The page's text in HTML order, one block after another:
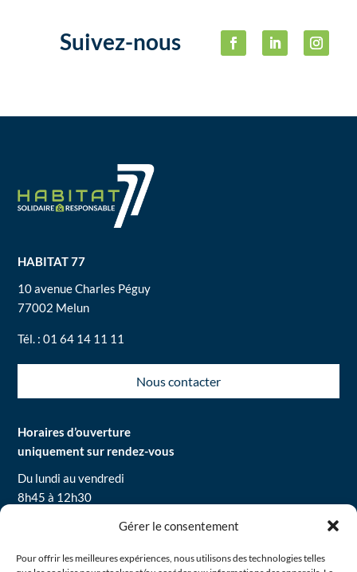
Gérer le consentement
Pour offrir les meilleures expériences, nous utilisons des technologies telles
Suivez-nous
HABITAT 77
10 avenue Charles Péguy
77002 Melun
Tél. : 01 64 14 11 11
Nous contacter
Horaires d’ouverture
uniquement sur rendez-vous
Du lundi au vendredi
8h45 à 12h30
Mentions légales